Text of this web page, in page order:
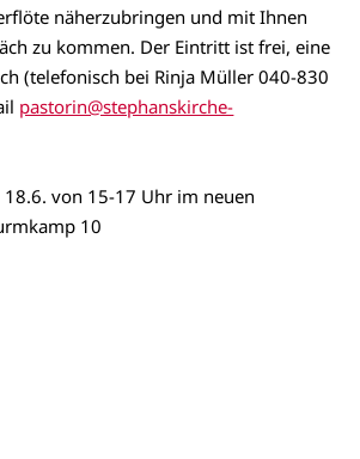
näherzubringen und mit Ihnen
zu kommen. Der Eintritt ist frei, eine
(telefonisch bei Rinja Müller 040-830
pastorin@stephanskirche-
von 15-17 Uhr im neuen
10